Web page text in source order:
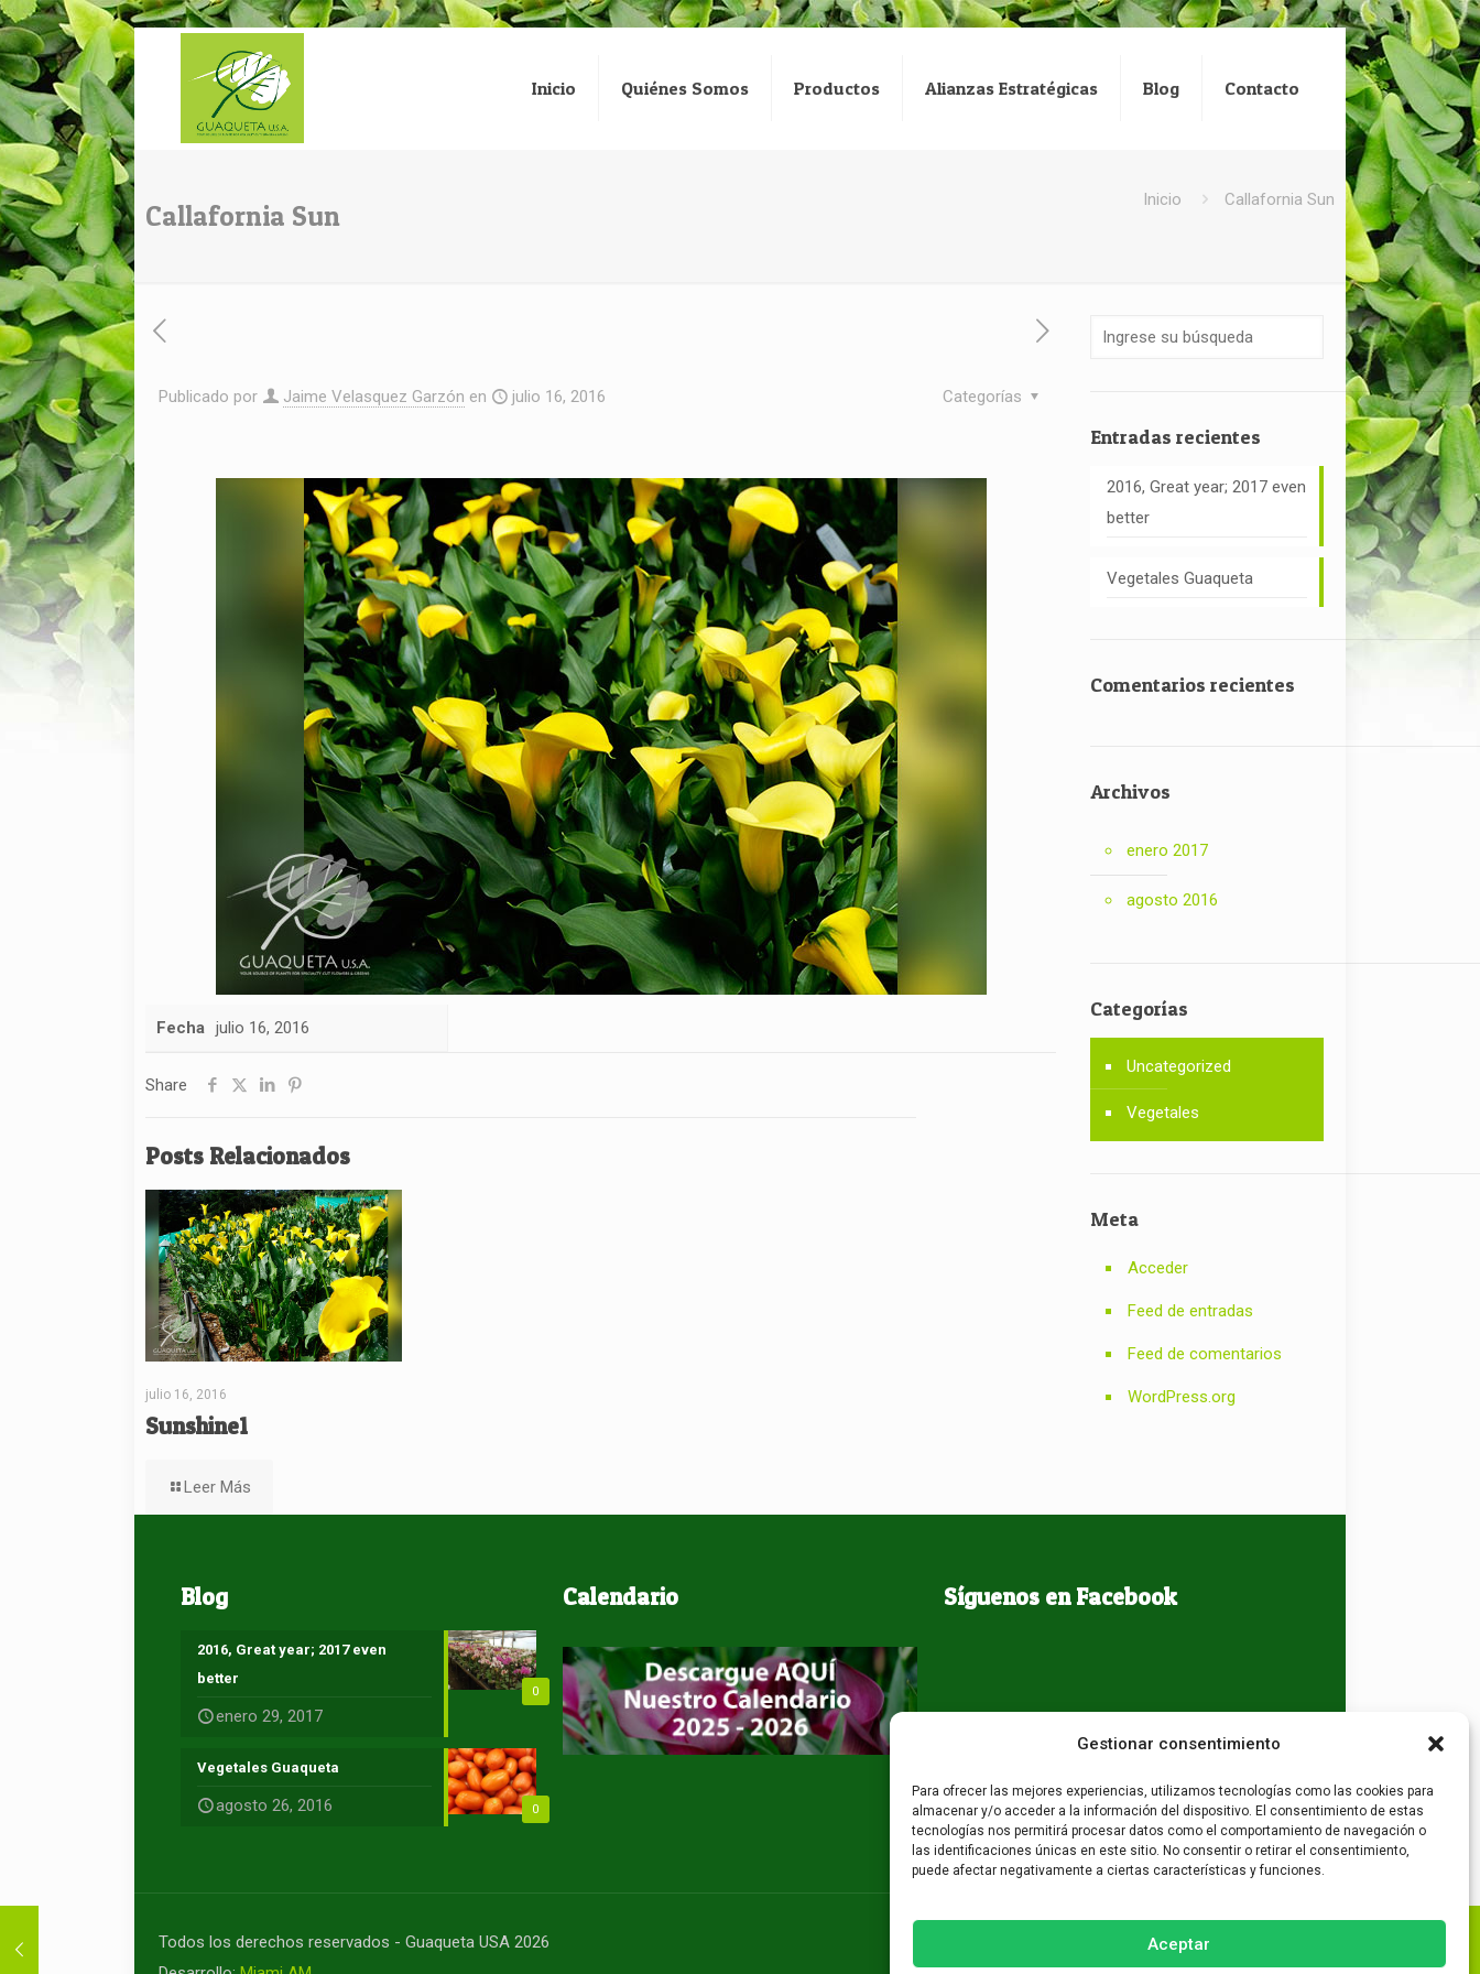
Gestionar consentimiento
Para ofrecer las mejores experiencias, utilizamos tecnologías como las cookies para
almacenar y/o acceder a la información del dispositivo. El consentimiento de estas
tecnologías nos permitirá procesar datos como el comportamiento de navegación o
las identificaciones únicas en este sitio. No consentir o retirar el consentimiento,
puede afectar negativamente a ciertas características y funciones.
Aceptar
Inicio Quiénes Somos Productos Alianzas Estratégicas Blog Contacto
Callafornia Sun Inicio Callafornia Sun
Publicado por Jaime Velasquez Garzón en julio 16, 2016 Categorías
Fecha julio 16, 2016
Share
Posts Relacionados
julio 16, 2016
Sunshine1
Leer Más
Entradas recientes
2016, Great year; 2017 even
better
Vegetales Guaqueta
Comentarios recientes
Archivos
enero 2017
agosto 2016
Categorías
Uncategorized
Vegetales
Meta
Acceder
Feed de entradas
Feed de comentarios
WordPress.org
Blog
0
2016, Great year; 2017 even
better
enero 29, 2017
0
Vegetales Guaqueta
agosto 26, 2016
Calendario Síguenos en Facebook
Todos los derechos reservados - Guaqueta USA 2026